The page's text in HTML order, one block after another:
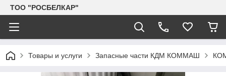
TOO "РОСБЕЛКАР"
Товары и услуги Запасные части КДМ КОММАШ